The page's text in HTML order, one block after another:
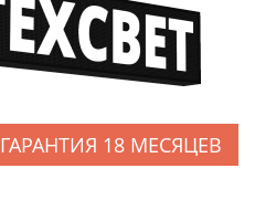
ГАРАНТИЯ 18 МЕСЯЦЕВ